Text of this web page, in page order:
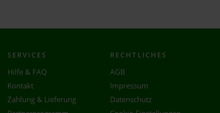
SERVICES
Hilfe & FAQ
Kontakt
Zahlung & Lieferung
RECHTLICHES
AGB
Impressum
Datenschutz